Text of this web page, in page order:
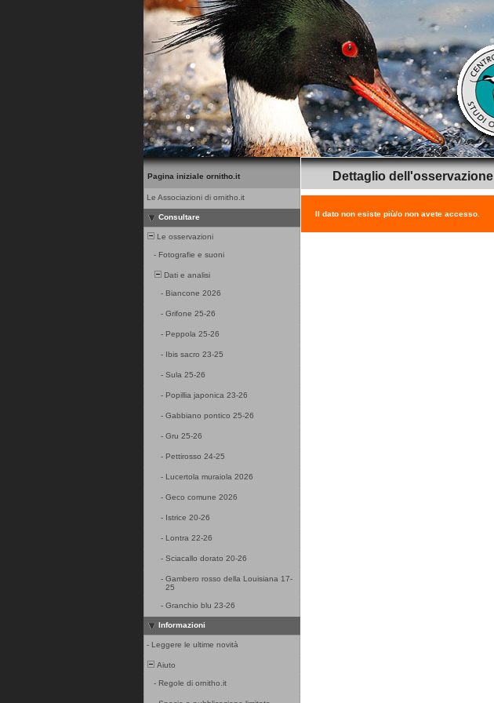
Pagina iniziale ornitho.it
Le Associazioni di ornitho.it
Consultare
Le osservazioni
- Fotografie e suoni
Dati e analisi
- Biancone 2026
- Grifone 25-26
- Peppola 25-26
- Ibis sacro 23-25
- Sula 25-26
- Popillia japonica 23-26
- Gabbiano pontico 25-26
- Gru 25-26
- Pettirosso 24-25
- Lucertola muraiola 2026
- Geco comune 2026
- Istrice 20-26
- Lontra 22-26
- Sciacallo dorato 20-26
- Gambero rosso della Louisiana 17-
25
- Granchio blu 23-26
Informazioni
- Leggere le ultime novità
Aiuto
- Regole di ornitho.it
Dettaglio dell'osservazione
Il dato non esiste più/o non avete accesso.